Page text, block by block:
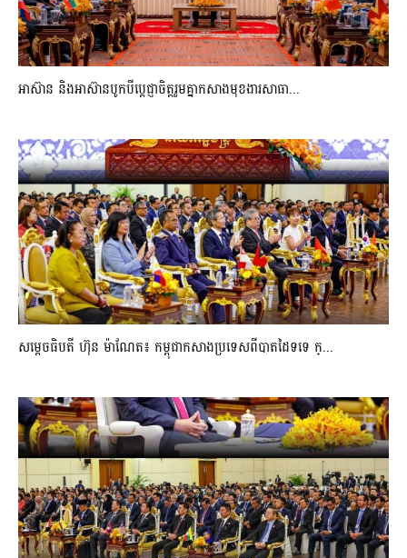
អាស៊ាន និងអាស៊ានបូកបីប្តេជ្ញាចិត្តរួមគ្នាកសាងមុខងារសាធា...
សម្ដេចធិបតី ហ៊ុន ម៉ាណែត៖ កម្ពុជាកសាងប្រទេសពីបាតដៃទទេ ក្...